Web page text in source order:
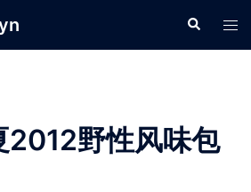
Search
2012野性风味包